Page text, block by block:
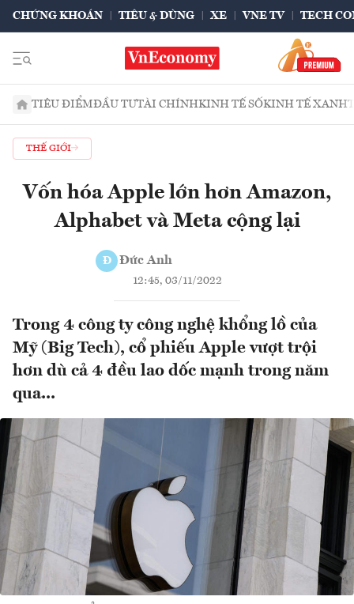
CHỨNG KHOÁN TIÊU & DÙNG XE VNE TV TECH
TIÊU ĐIỂMĐẦU TƯTÀI CHÍNHKINH TẾ SỐKINH TẾ XANH
THẾ GIỚI
Vốn hóa Apple lớn hơn Amazon,
Alphabet và Meta cộng lại
Đ Đức Anh
12:45, 03/11/2022
Trong 4 công ty công nghệ khổng lồ của
Mỹ (Big Tech), cổ phiếu Apple vượt trội
hơn dù cả 4 đều lao dốc mạnh trong năm
qua...